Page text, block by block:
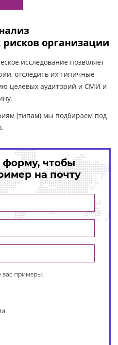
организации
исследование позволяет
отследить их типичные
целевых аудиторий и СМИ и
(типам) мы подбираем под
форму, чтобы
на почту
вас примеры: